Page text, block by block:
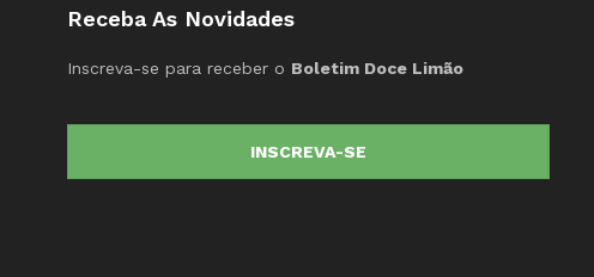
Receba As Novidades
Inscreva-se para receber o Boletim Doce Limão
INSCREVA-SE